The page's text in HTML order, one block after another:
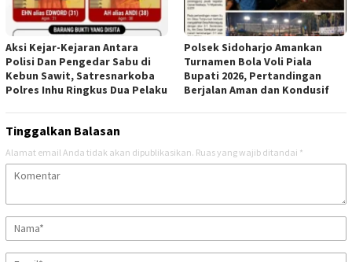
Aksi Kejar-Kejaran Antara
Polisi Dan Pengedar Sabu di
Kebun Sawit, Satresnarkoba
Polres Inhu Ringkus Dua Pelaku
Polsek Sidoharjo Amankan
Turnamen Bola Voli Piala
Bupati 2026, Pertandingan
Berjalan Aman dan Kondusif
Tinggalkan Balasan
Alamat email Anda tidak akan dipublikasikan. Ruas yang wajib ditandai *